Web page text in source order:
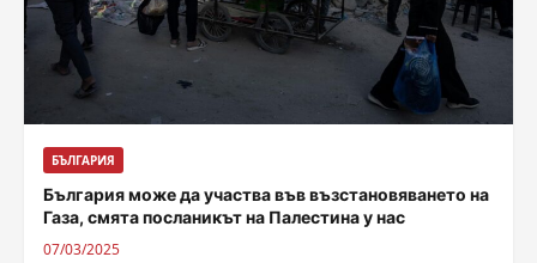
БЪЛГАРИЯ
България може да участва във възстановяването на
Газа, смята посланикът на Палестина у нас
07/03/2025